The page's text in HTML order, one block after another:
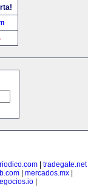
| tradegate.net|
| mercados.mx|